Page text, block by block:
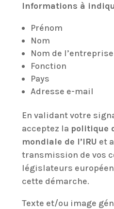
Informations à
Prénom
Nom
Nom de l’entreprise
Fonction
Pays
Adresse e-mail
En validant votre
acceptez la politique
mondiale de l’IRU et
transmission de vos
législateurs
cette démarche.
Texte et/ou image